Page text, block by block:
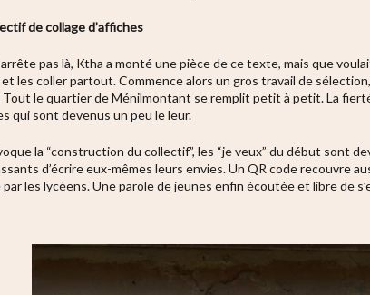
de collage d’affiches
pas là, Ktha a monté une pièce de ce texte, mais que
les coller partout. Commence alors un gros travail de
le quartier de Ménilmontant se remplit petit à petit. La
qui sont devenus un peu le leur.
la “construction du collectif”, les “je veux” du début sont
d’écrire eux-mêmes leurs envies. Un QR code recouvre
les lycéens. Une parole de jeunes enfin écoutée et libre de